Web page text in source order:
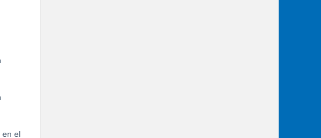
en el